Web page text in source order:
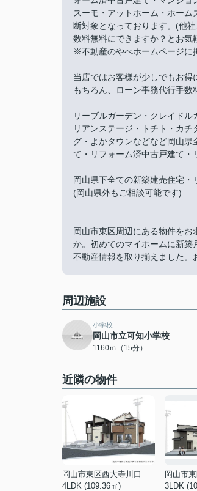
スーモ・アットホーム・ホー
断対象となっております。(他
数料無料にできますか？とお気
※不動産のやべホームページに
当店ではお客様が少しでもお
もちろん、ローン事務代行手数
リーブルガーデン・クレイド
リアンステージ・トチト・カ
グ・よかタウンなどなど岡山
て・リフォーム済中古戸建て・
岡山県下全ての新築建売住宅
(岡山県外もご相談可能です)
岡山市東区周辺にある物件を
か。初めてのマイホームに新
不動産情報を取り揃えました。
周辺施設
小学校
岡山市立可知小学校
1160ｍ（15分）
近隣の物件
岡山市東区西大寺川口
4LDK (109.36㎡)
岡山市
3LDK